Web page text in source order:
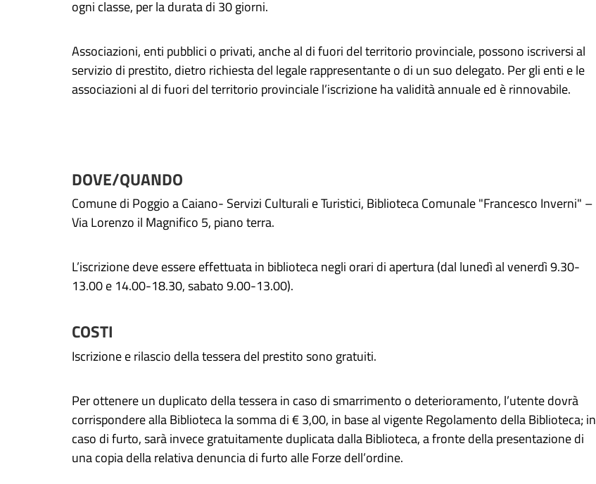
ogni classe, per la durata di 30 giorni.
Associazioni, enti pubblici o privati, anche al di fuori del territorio provinciale, possono iscriversi al
servizio di prestito, dietro richiesta del legale rappresentante o di un suo delegato. Per gli enti e le
associazioni al di fuori del territorio provinciale l’iscrizione ha validità annuale ed è rinnovabile.
DOVE/QUANDO
Comune di Poggio a Caiano- Servizi Culturali e Turistici, Biblioteca Comunale "Francesco Inverni" –
Via Lorenzo il Magnifico 5, piano terra.
L’iscrizione deve essere effettuata in bibliotecanegli orari di apertura (dal lunedì al venerdì 9.30-
13.00 e 14.00-18.30,sabato 9.00-13.00).
COSTI
Iscrizione e rilascio della tessera del prestito sono gratuiti.
Per ottenere un duplicato della tessera in caso di smarrimento o deterioramento, l’utente dovrà
corrispondere alla Biblioteca la somma di € 3,00, in base al vigente Regolamento della Biblioteca; in
caso di furto,sarà invece gratuitamente duplicata dalla Biblioteca, a fronte della presentazione di
una copia della relativa denuncia di furto alle Forze dell’ordine.